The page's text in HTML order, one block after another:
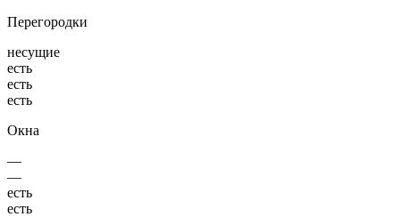
Перегородки
несущие
есть
есть
есть
Окна
—
—
есть
есть